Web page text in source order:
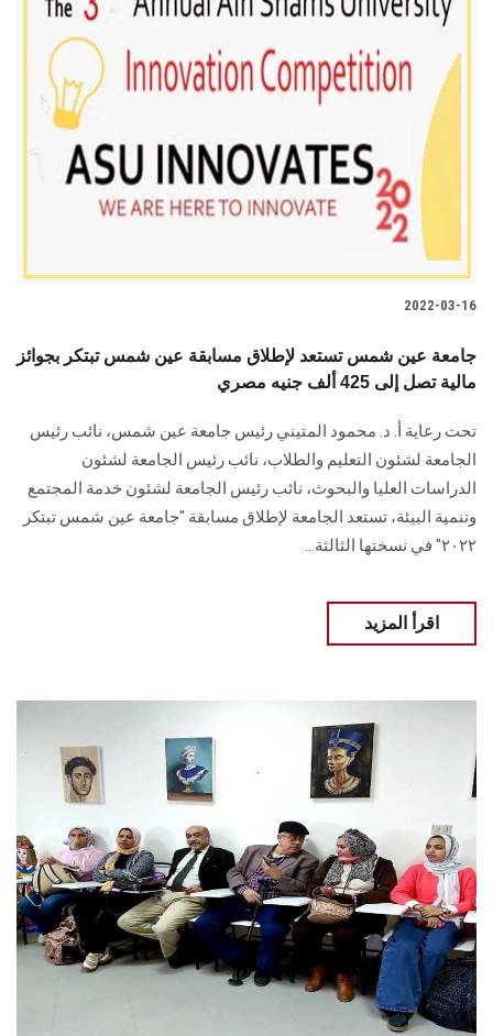
2022-03-16
جامعة عين شمس تستعد لإطلاق مسابقة عين شمس تبتكر بجوائز
مالية تصل إلى 425 ألف جنيه مصري
تحت رعاية أ. د. محمود المتيني رئيس جامعة عين شمس، نائب رئيس
الجامعة لشئون التعليم والطلاب، نائب رئيس الجامعة لشئون
الدراسات العليا والبحوث، نائب رئيس الجامعة لشئون خدمة المجتمع
وتنمية البيئة، تستعد الجامعة لإطلاق مسابقة "جامعة عين شمس تبتكر
٢٠٢٢" في نسختها الثالثة...
اقرأ المزيد